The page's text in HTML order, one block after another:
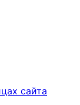
сайта